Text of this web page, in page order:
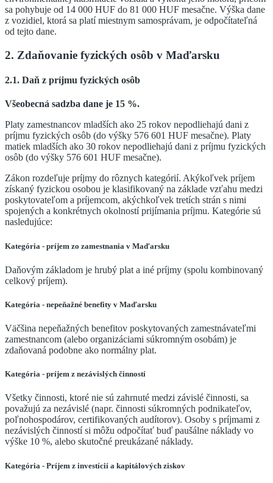
sa pohybuje od 14 000 HUF do 81 000 HUF mesačne. Výška dane
z vozidiel, ktorá sa platí miestnym samosprávam, je odpočítateľná
od tejto dane.
2. Zdaňovanie fyzických osôb v Maďarsku
2.1. Daň z príjmu fyzických osôb
Všeobecná sadzba dane je 15 %.
Platy zamestnancov mladších ako 25 rokov nepodliehajú dani z
príjmu fyzických osôb (do výšky 576 601 HUF mesačne). Platy
matiek mladších ako 30 rokov nepodliehajú dani z príjmu fyzických
osôb (do výšky 576 601 HUF mesačne).
Zákon rozdeľuje príjmy do rôznych kategórií. Akýkoľvek príjem
získaný fyzickou osobou je klasifikovaný na základe vzťahu medzi
poskytovateľom a príjemcom, akýchkoľvek tretích strán s nimi
spojených a konkrétnych okolností prijímania príjmu. Kategórie sú
nasledujúce:
Kategória - príjem zo zamestnania v Maďarsku
Daňovým základom je hrubý plat a iné príjmy (spolu kombinovaný
celkový príjem).
Kategória - nepeňažné benefity v Maďarsku
Väčšina nepeňažných benefitov poskytovaných zamestnávateľmi
zamestnancom (alebo organizáciami súkromným osobám) je
zdaňovaná podobne ako normálny plat.
Kategória - príjem z nezávislých činností
Všetky činnosti, ktoré nie sú zahrnuté medzi závislé činnosti, sa
považujú za nezávislé (napr. činnosti súkromných podnikateľov,
poľnohospodárov, certifikovaných audítorov). Osoby s príjmami z
nezávislých činností si môžu odpočítať buď paušálne náklady vo
výške 10 %, alebo skutočné preukázané náklady.
Kategória - Príjem z investícií a kapitálových ziskov